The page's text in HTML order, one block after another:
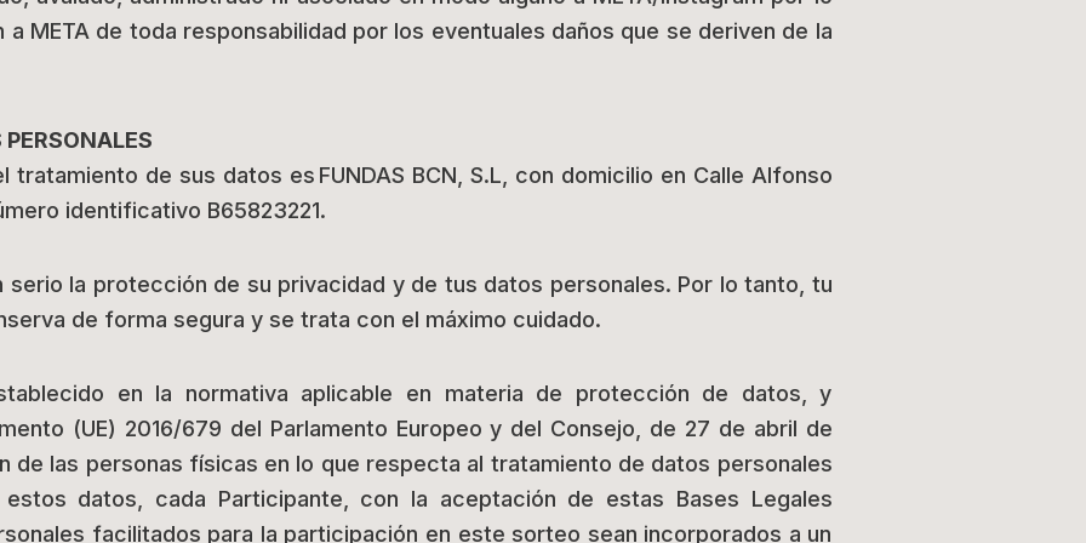
META de toda responsabilidad por los eventuales daños que se deriven de la
tratamiento de sus datos es FUNDAS BCN, S.L, con domicilio en Calle Alfonso
identificativo B65823221.
serio la protección de su privacidad y de tus datos personales. Por lo tanto, tu
de forma segura y se trata con el máximo cuidado.
en la normativa aplicable en materia de protección de datos, y
(UE) 2016/679 del Parlamento Europeo y del Consejo, de 27 de abril de
de las personas físicas en lo que respecta al tratamiento de datos personales
datos, cada Participante, con la aceptación de estas Bases Legales
facilitados para la participación en este sorteo sean incorporados a un